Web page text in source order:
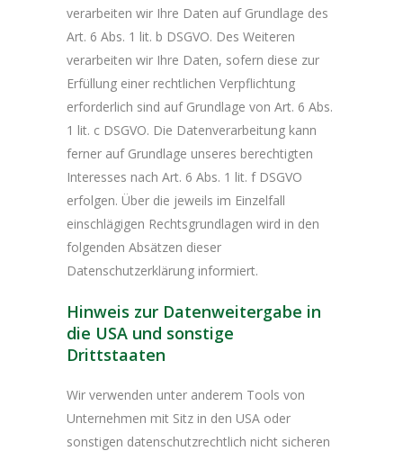
verarbeiten wir Ihre Daten auf Grundlage des
Art. 6 Abs. 1 lit. b DSGVO. Des Weiteren
verarbeiten wir Ihre Daten, sofern diese zur
Erfüllung einer rechtlichen Verpflichtung
erforderlich sind auf Grundlage von Art. 6 Abs.
1 lit. c DSGVO. Die Datenverarbeitung kann
ferner auf Grundlage unseres berechtigten
Interesses nach Art. 6 Abs. 1 lit. f DSGVO
erfolgen. Über die jeweils im Einzelfall
einschlägigen Rechtsgrundlagen wird in den
folgenden Absätzen dieser
Datenschutzerklärung informiert.
Hinweis zur Datenweitergabe in
die USA und sonstige
Drittstaaten
Wir verwenden unter anderem Tools von
Unternehmen mit Sitz in den USA oder
sonstigen datenschutzrechtlich nicht sicheren